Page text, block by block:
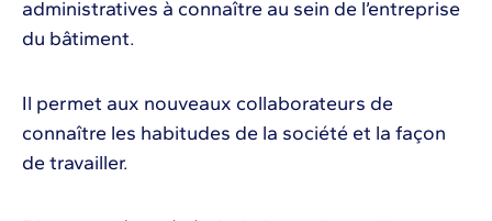
administratives à connaître au sein de l’entreprise
du bâtiment.
Il permet aux nouveaux collaborateurs de
connaître les habitudes de la société et la façon
de travailler.